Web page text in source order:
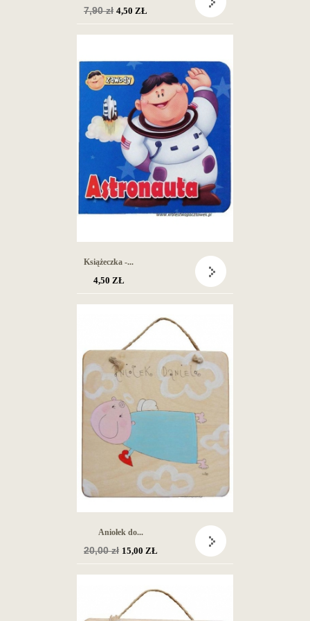
Cena
7,90 zł 4,50 ZŁ
Książeczka -...
4,50 ZŁ
Aniołek do...
Cena
20,00 zł 15,00 ZŁ